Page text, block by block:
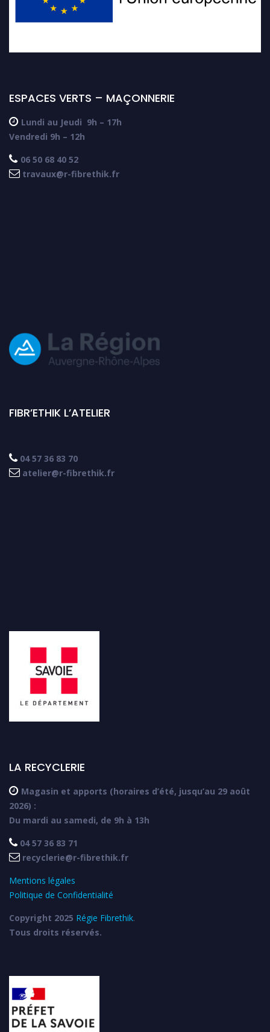
ESPACES VERTS – MAÇONNERIE
 Lundi au Jeudi 9h – 17h
Vendredi 9h – 12h
 06 50 68 40 52
 travaux@r-fibrethik.fr
FIBR’ETHIK L’ATELIER
 04 57 36 83 70
 atelier@r-fibrethik.fr
LA RECYCLERIE
 Magasin et apports (horaires d’été, jusqu’au 29 août
2026) :
Du mardi au samedi, de 9h à 13h
 04 57 36 83 71
 recyclerie@r-fibrethik.fr
Mentions légales
Politique de Confidentialité
Copyright 2025 Régie Fibrethik.
Tous droits réservés.